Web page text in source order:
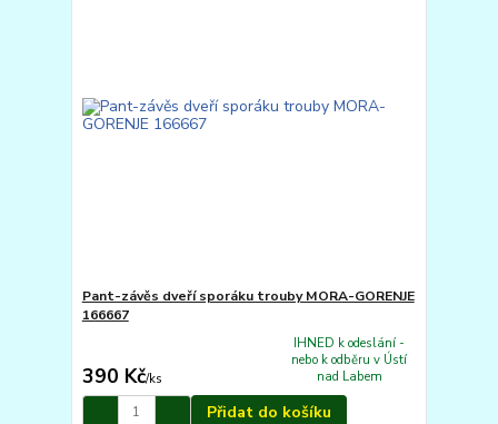
Pant-závěs dveří sporáku trouby MORA-GORENJE
166667
390 Kč/ks
IHNED k odeslání -
nebo k odběru v Ústí
nad Labem
Přidat do košíku